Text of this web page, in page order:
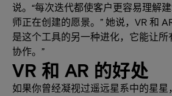
说。“每次迭代都使客户更容易理解
师正在创建的愿景。” 她说，VR 和
是这个工具的另一种进化，它能让
协作。”
VR 和 AR 的好处
如果你曾经凝视过遥远星系中的星星